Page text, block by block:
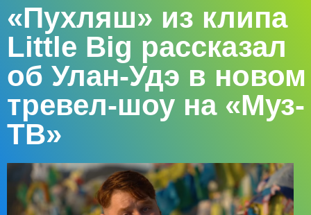
«Пухляш» из клипа
Little Big рассказал
об Улан-Удэ в новом
тревел-шоу на «Муз-
ТВ»